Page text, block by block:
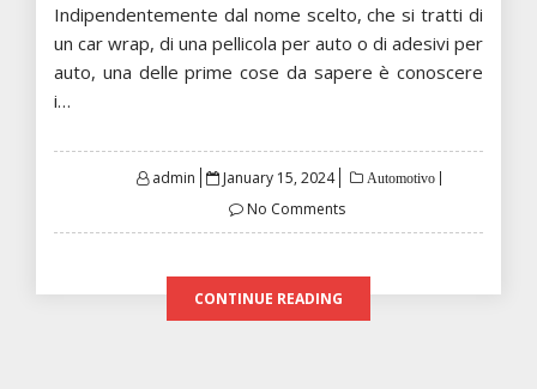
Indipendentemente dal nome scelto, che si tratti di
un car wrap, di una pellicola per auto o di adesivi per
auto, una delle prime cose da sapere è conoscere
i…
admin
Posted
January 15, 2024 Automotivo
No Comments
CONTINUE READING